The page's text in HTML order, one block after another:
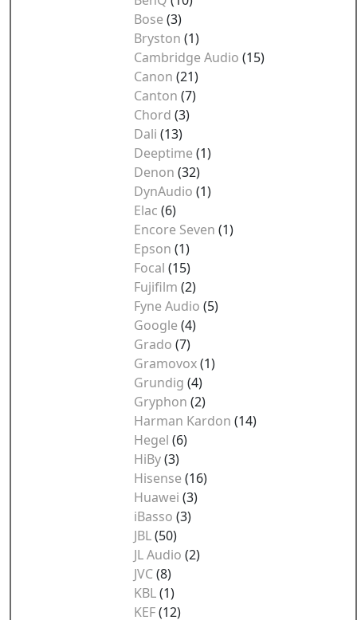
Bose (3)
Bryston (1)
Cambridge Audio (15)
Canon (21)
Canton (7)
Chord (3)
Dali (13)
Deeptime (1)
Denon (32)
DynAudio (1)
Elac (6)
Encore Seven (1)
Epson (1)
Focal (15)
Fujifilm (2)
Fyne Audio (5)
Google (4)
Grado (7)
Gramovox(1)
Grundig (4)
Gryphon (2)
Harman Kardon (14)
Hegel (6)
HiBy(3)
Hisense (16)
Huawei (3)
iBasso (3)
JBL(50)
JL Audio (2)
JVC(8)
KBL(1)
KEF(12)